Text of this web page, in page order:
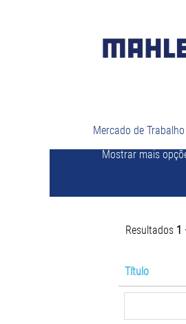
Mercado de Trabalho
Mostrar mais
Resultados 1
Título